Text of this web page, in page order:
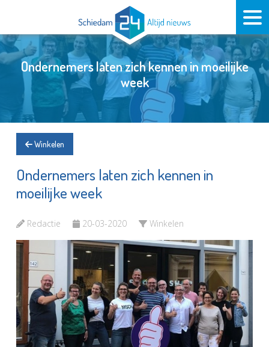
Ondernemers laten zich kennen in moeilijke
week
Winkelen
Ondernemers laten zich kennen in
moeilijke week
Redactie 20-03-2020 Winkelen